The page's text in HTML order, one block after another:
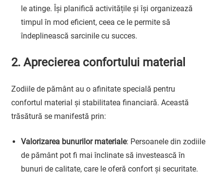
le atinge. Își planifică activitățile și își organizează
timpul în mod eficient, ceea ce le permite să
îndeplinească sarcinile cu succes.
2. Aprecierea confortului material
Zodiile de pământ au o afinitate specială pentru
confortul material și stabilitatea financiară. Această
trăsătură se manifestă prin:
Valorizarea bunurilor materiale: Persoanele din zodiile
de pământ pot fi mai înclinate să investească în
bunuri de calitate, care le oferă confort și securitate.